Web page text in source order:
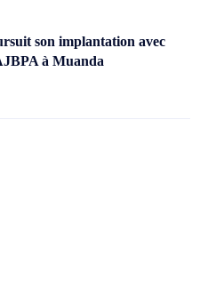
son implantation avec
à Muanda